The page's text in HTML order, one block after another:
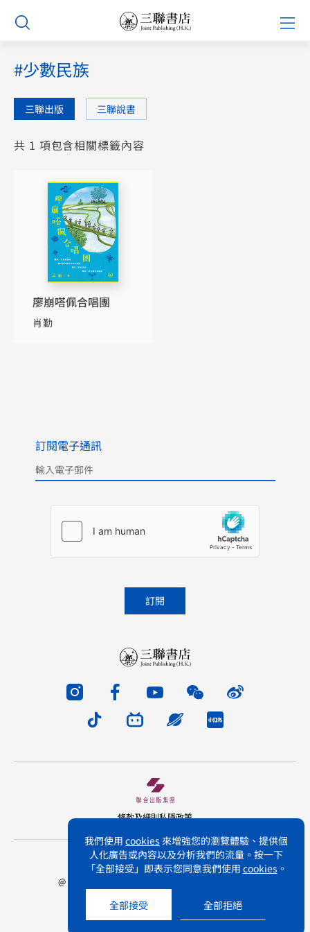
我們使用 cookies 來增強您的瀏覽體驗、提供個
人化廣告或內容以及分析我們的流量。按一下
「全部接受」即表示您同意我們使用 cookies 。
全部接受 全部拒絕
Skip
content
#少數民族
三聯出版 三聯說書
共 1 項包含相關標籤內容
廖崩嗒佩合唱團
肖勤
訂閱電子通訊
版權所有 不得轉載 三聯書店(香港)有限公司
@ Joint Publishing (Hong Kong) Company Limited.
All rights reserved.
條款及細則私隱政策